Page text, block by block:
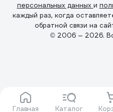
Главная Каталог
персональных данных и
каждый раз, когда
обратной связи на
© 2006 — 2026.